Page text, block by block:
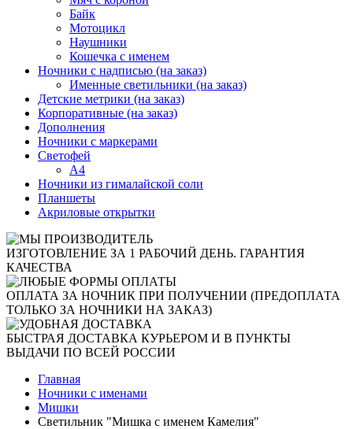
Байк
Мотоцикл
Наушники
Кошечка с именем
Ночники с надписью (на заказ)
Именные светильники (на заказ)
Детские метрики (на заказ)
Корпоративные (на заказ)
Дополнения
Ночники с маркерами
Светофей
А4
Ночники из гималайской соли
Планшеты
Акриловые открытки
ИЗГОТОВЛЕНИЕ ЗА 1 РАБОЧИЙ ДЕНЬ. ГАРАНТИЯ
КАЧЕСТВА
ОПЛАТА ЗА НОЧНИК ПРИ ПОЛУЧЕНИИ (ПРЕДОПЛАТА
ТОЛЬКО ЗА НОЧНИКИ НА ЗАКАЗ)
БЫСТРАЯ ДОСТАВКА КУРЬЕРОМ И В ПУНКТЫ
ВЫДАЧИ ПО ВСЕЙ РОССИИ
Главная
Ночники с именами
Мишки
Светильник "Мишка с именем Камелия"